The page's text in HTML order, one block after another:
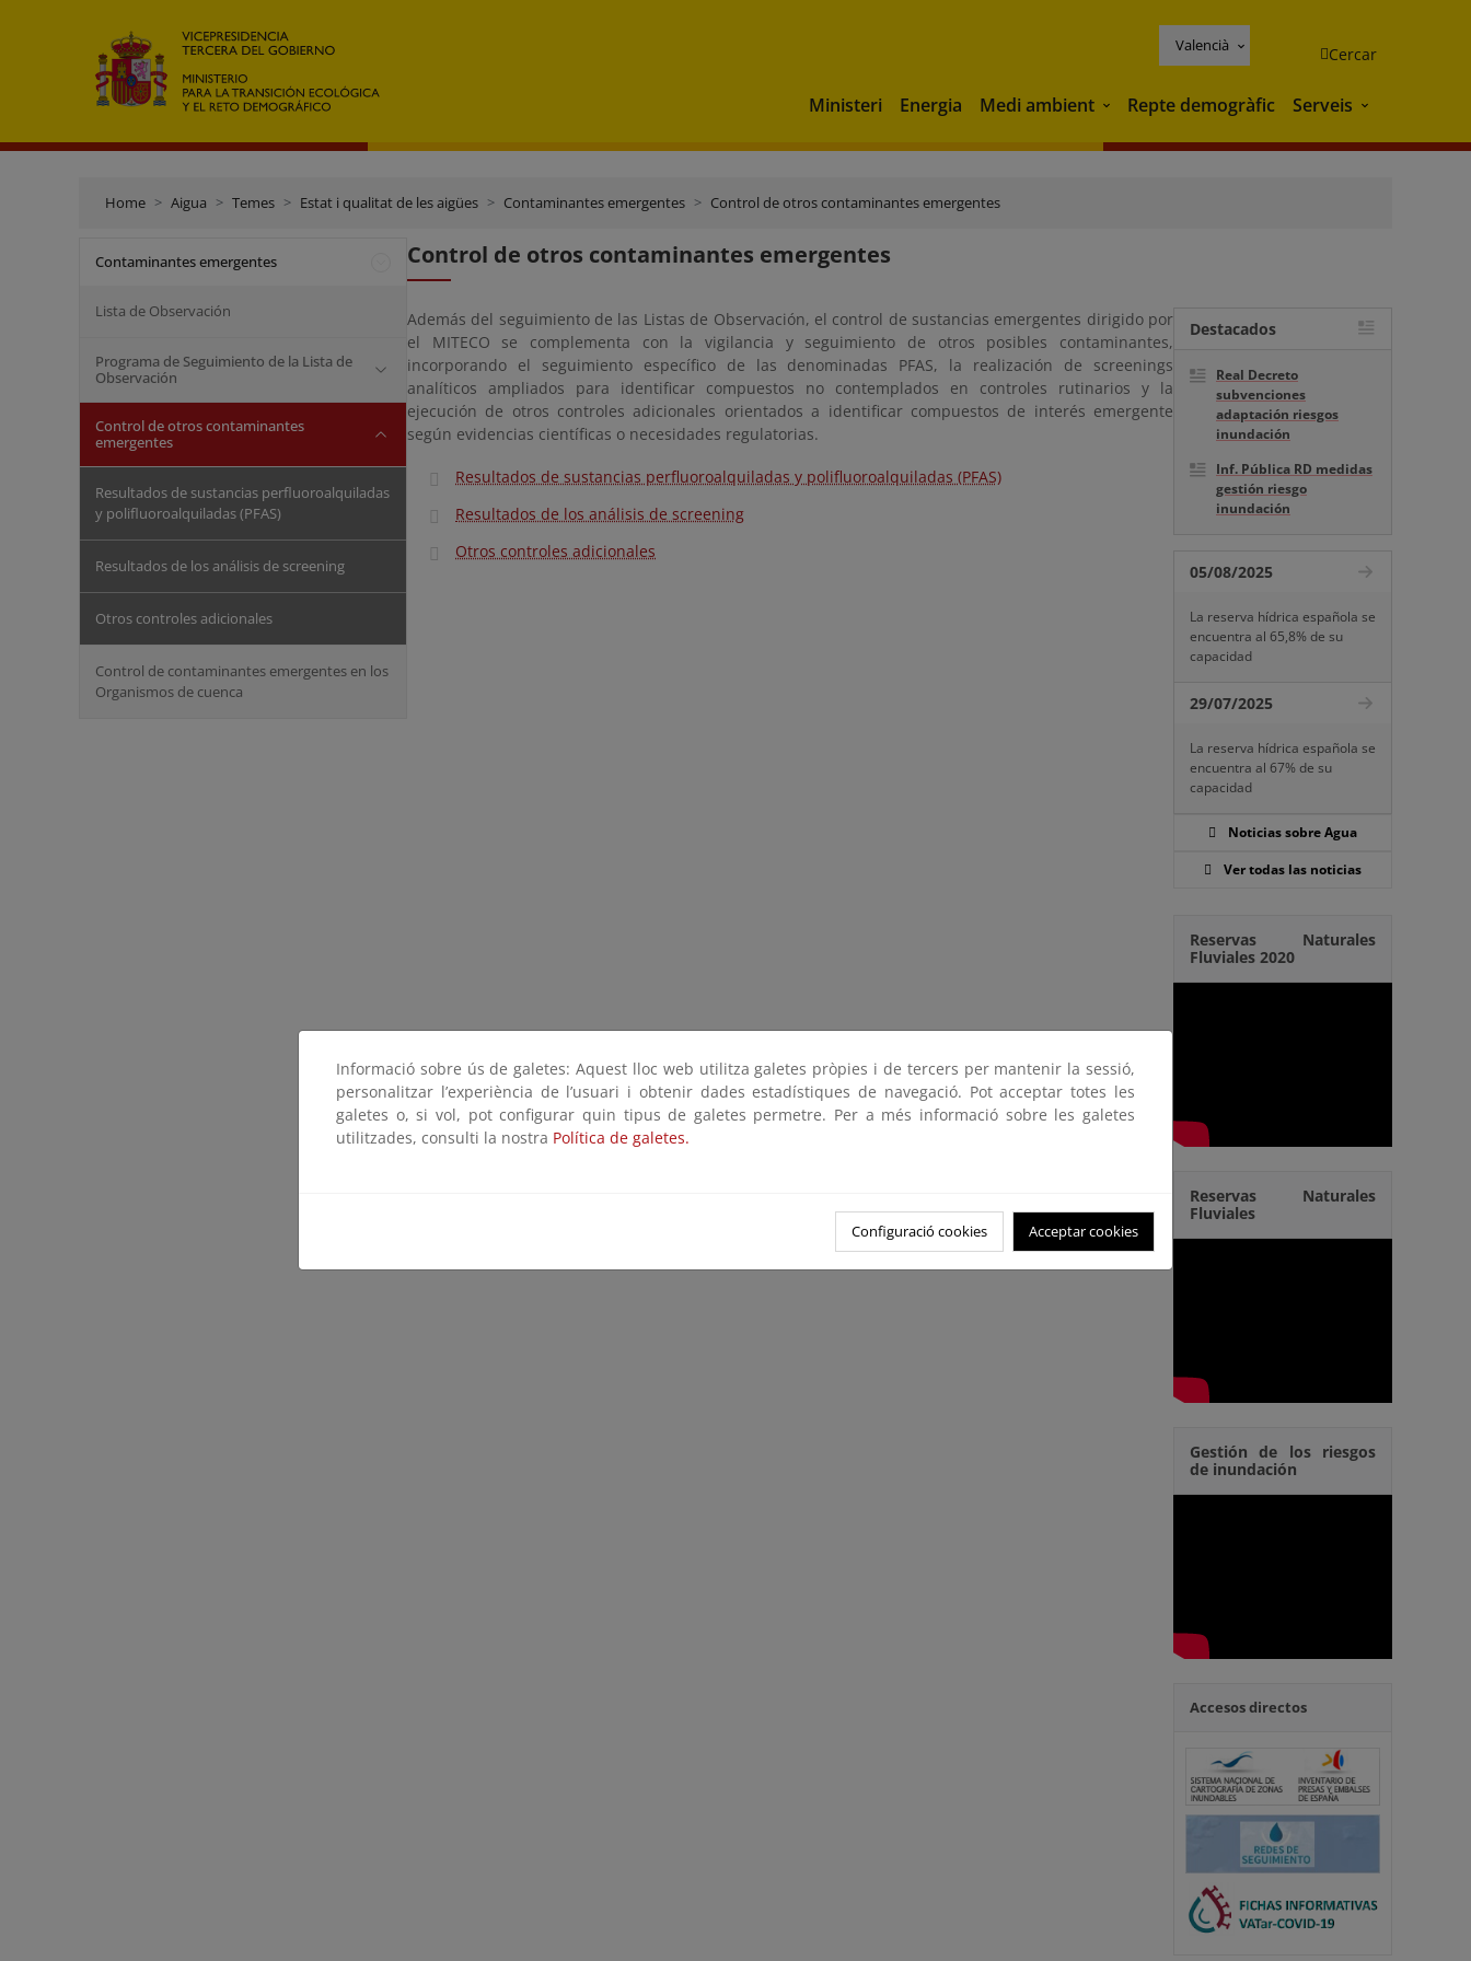
Valencià Cercar
Ministeri Energia Medi ambient Medi ambient
Repte demogràfic Serveis Serveis
Home Aigua Temes Estat i qualitat de les aigües Contaminantes emergentes Control de otros contaminantes emergentes
Contaminantes emergentes
Lista de Observación
Programa de Seguimiento de la Lista de
Observación
Control de otros contaminantes
emergentes
Resultados de sustancias perfluoroalquiladas
y polifluoroalquiladas (PFAS)
Resultados de los análisis de screening
Otros controles adicionales
Control de contaminantes emergentes en los
Organismos de cuenca
Control de otros contaminantes emergentes
Además del seguimiento de las Listas de Observación, el control de sustancias emergentes dirigido por
el MITECO se complementa con la vigilancia y seguimiento de otros posibles contaminantes,
incorporando el seguimiento específico de las denominadas PFAS, la realización de screenings
analíticos ampliados para identificar compuestos no contemplados en controles rutinarios y la
ejecución de otros controles adicionales orientados a identificar compuestos de interés emergente
según evidencias científicas o necesidades regulatorias.
Resultados de sustancias perfluoroalquiladas y polifluoroalquiladas (PFAS)
Resultados de los análisis de screening
Otros controles adicionales
Destacados
Real Decreto
subvenciones
adaptación riesgos
inundación
Inf. Pública RD medidas
gestión riesgo
inundación
05/08/2025
La reserva hídrica española se
encuentra al 65,8% de su
capacidad
29/07/2025
La reserva hídrica española se
encuentra al 67% de su
capacidad
Noticias sobre Agua
Ver todas las noticias
Reservas Naturales
Fluviales 2020
Reservas Naturales
Fluviales
Gestión de los riesgos
de inundación
Accesos directos
Informació sobre ús de galetes: Aquest lloc web utilitza galetes pròpies i de tercers per mantenir la sessió,
personalitzar l’experiència de l’usuari i obtenir dades estadístiques de navegació. Pot acceptar totes les
galetes o, si vol, pot configurar quin tipus de galetes permetre. Per a més informació sobre les galetes
utilitzades, consulti la nostra Política de galetes.
Configuració cookies Acceptar cookies